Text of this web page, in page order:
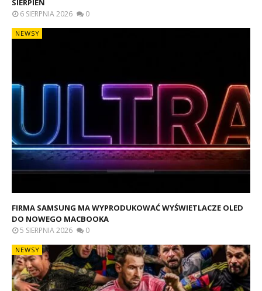
SIERPIEŃ
6 SIERPNIA 2026 0
NEWSY
FIRMA SAMSUNG MA WYPRODUKOWAĆ WYŚWIETLACZE OLED
DO NOWEGO MACBOOKA
5 SIERPNIA 2026 0
NEWSY